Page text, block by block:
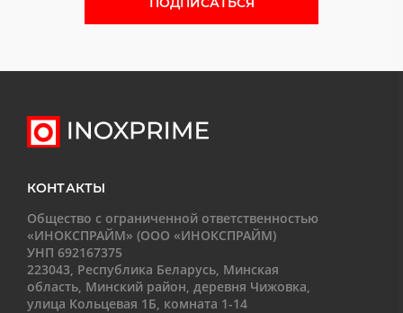
КОНТАКТЫ
Общество с ограниченной ответственностью
«ИНОКСПРАЙМ» (ООО «ИНОКСПРАЙМ)
УНП 692167375
223043, Республика Беларусь, Минская
область, Минский район, деревня Чижовка,
улица Кольцевая 1Б, комната 1-14